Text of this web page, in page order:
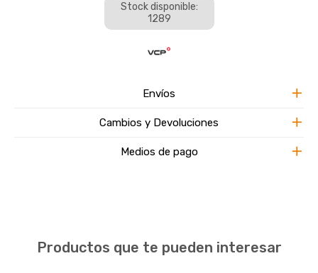
Stock disponible:
1289
Envíos
Cambios y Devoluciones
Medios de pago
Productos que te pueden interesar